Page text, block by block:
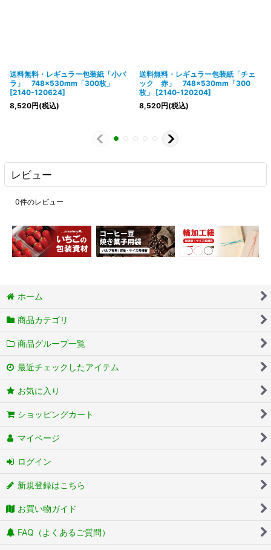
送料無料・レギュラー包装紙「小バ
ラ」 748×530mm「300枚」
[2140-120624]
8,520円(税込)
送料無料・レギュラー包装紙「チェ
ック 赤」 748×530mm「300
枚」
[2140-120204]
8,520円(税込)
レビュー
0件のレビュー
ホーム
商品カテゴリ
商品グループ一覧
最近チェックしたアイテム
お気に入り
ショッピングカート
マイページ
ログイン
新規登録はこちら
お買い物ガイド
FAQ（よくあるご質問）